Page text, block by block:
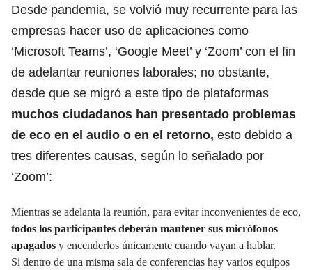
Desde pandemia, se volvió muy recurrente para las
empresas hacer uso de aplicaciones como
‘Microsoft Teams’, ‘Google Meet’ y ‘Zoom’ con el fin
de adelantar reuniones laborales; no obstante,
desde que se migró a este tipo de plataformas
muchos ciudadanos han presentado problemas
de eco en el audio o en el retorno, esto debido a
tres diferentes causas, según lo señalado por
‘Zoom’:
Mientras se adelanta la reunión, para evitar inconvenientes de eco,
todos los participantes deberán mantener sus micrófonos
apagados y encenderlos únicamente cuando vayan a hablar.
Si dentro de una misma sala de conferencias hay varios equipos